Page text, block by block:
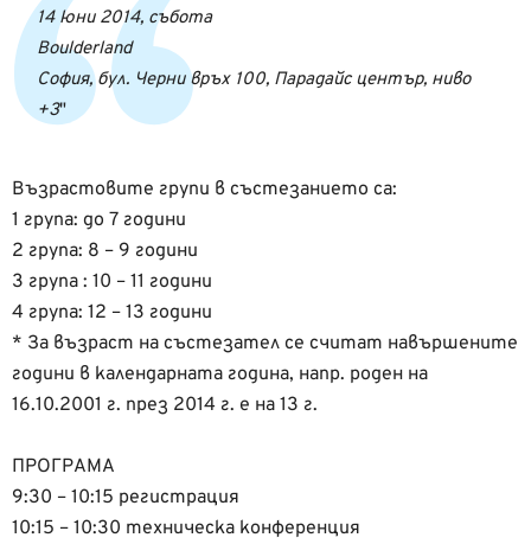
14 юни 2014, събота
Boulderland
София, бул. Черни връх 100, Парадайс център, ниво
+3
Възрастовите групи в състезанието са:
1 група: до 7 години
2 група: 8 – 9 години
3 група : 10 – 11 години
4 група: 12 – 13 години
* За възраст на състезател се считат навършените
години в календарната година, напр. роден на
16.10.2001 г. през 2014 г. е на 13 г.
ПРОГРАМА
9:30 – 10:15 регистрация
10:15 – 10:30 техническа конференция